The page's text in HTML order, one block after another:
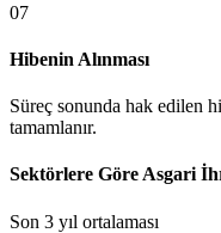
07
Hibenin Alınması
Süreç sonunda hak edilen
tamamlanır.
Sektörlere Göre Asgari
Son 3 yıl ortalaması